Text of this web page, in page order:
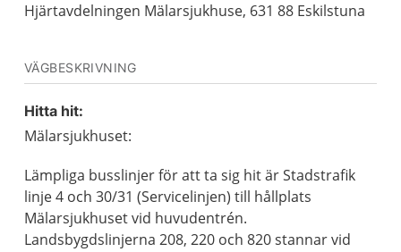
Hjärtavdelningen Mälarsjukhuse, 631 88 Eskilstuna
VÄGBESKRIVNING
Hitta hit:
Mälarsjukhuset:
Lämpliga busslinjer för att ta sig hit är Stadstrafik
linje 4 och 30/31 (Servicelinjen) till hållplats
Mälarsjukhuset vid huvudentrén.
Landsbygdslinjerna 208, 220 och 820 stannar vid